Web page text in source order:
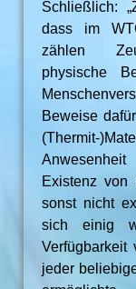
Schließlich:
dass im
zählen
physische
Beweise
(Thermit-
Existenz von
sonst nicht
sich einig
Verfügbarkeit
jeder